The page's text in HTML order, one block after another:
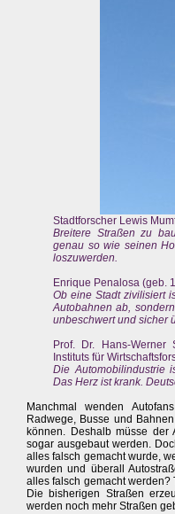
Stadtforscher Lewis
Breitere Straßen zu
genau so wie seinen
loszuwerden.
Enrique Penalosa (geb.
Ob eine Stadt zivilisiert
Autobahnen ab,
unbeschwert und sicher
Prof. Dr. Hans-
Instituts für
Die Automobilindustrie
Das Herz ist krank.
Manchmal wenden
Radwege, Busse und
können. Deshalb müsse der
sogar ausgebaut werden.
alles falsch gemacht wurde,
wurden und überall
alles falsch gemacht werden?
Die bisherigen Straßen
werden noch mehr Straßen